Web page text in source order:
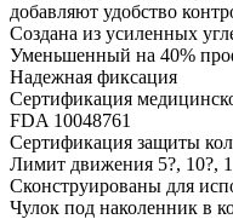
добавляют удобство
Создана из усиленных
Уменьшенный на 40%
Надежная фиксация
Сертификация
FDA 10048761
Сертификация защиты
Лимит движения 5?, 10?,
Сконструированы для
Чулок под наколенник в